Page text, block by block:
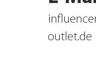
outlet.de